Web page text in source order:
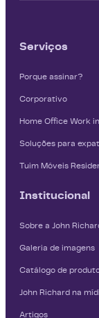
Serviços
Porque assinar?
Corporativo
Home Office Work in
Soluções para
Tuim Móveis
Institucional
Sobre a John
Galeria de imagens
Catálogo de
John Richard na
Artigos